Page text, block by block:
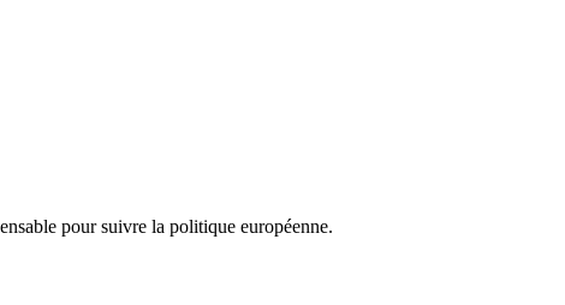
pour suivre la politique européenne.